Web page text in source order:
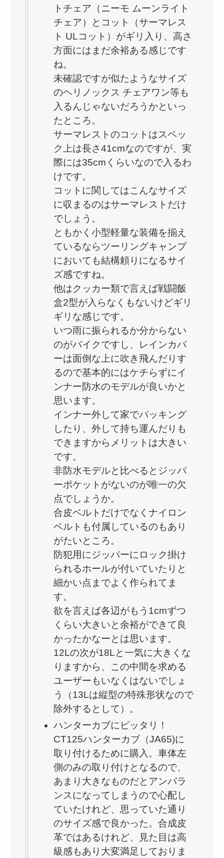
トチェア（ニーモ ムーンライト
チェア）とコット（サーマレス
ト ULコット）がギリ入り、高さ
方面にはまだ余裕ある感じです
ね。
未確認ですが似たようなサイズ
のヘリノックス チェアワン等も
入るんじゃないだろうかといっ
たところ。
サーマレストのコットはスペッ
ク上は長さ41cmなのですが、実
際には35cmくらいなので入るわ
けです。
コットに関してはこんなサイズ
に収まるのはサーマレストだけ
でしょう。
ともかく小型軽量な装備を揃え
ているならツーリングキャンプ
においても結構頼りになるサイ
ズ感ですね。
他はクッカー類で言えば戦闘飯
盒2型が入らなくもないけどギリ
ギリな感じです。
いつ雨に振られるか分からない
のがバイクですし、レインカバ
ーは面倒な上に吹き飛んだりす
るので基本的にはケチらずにイ
ンナー防水のモデルが良いかと
思います。
インナー外して家でパッキング
したり、外して持ち運んだりも
できますからメリットは大きい
です。
非防水モデルと比べるとジッパ
ーポケットがないのが唯一の欠
点でしょうか。
合皮ベルトだけでなくナイロン
ベルトも付属しているのもあり
がたいところ。
防犯用にジッパーにロック掛け
られるホールが付いていたりと
細かい点までよく作られてま
す。
欲を言えば各辺がもう1cmずつ
くらい大きいと余裕ができて良
かったかなーとは思います。
12Lの次が18Lと一気に大きくな
りますから、この中間を求める
ユーザーもいなくはないでしょ
う（13Lは縦型の特殊形状なので
除外するとして）。
ハンターカブにピッタリ！
CT125ハンターカブ（JA65)に
取り付けるために購入。車体左
側のみの取り付けとなるので、
あまり大きなものだとアンバラ
ンスになってしまうので心配し
ていたけれど、思っていた通り
のサイズ感で良かった。合成皮
革ではあるけれど、見た目は高
級感もあり大変満足しておりま